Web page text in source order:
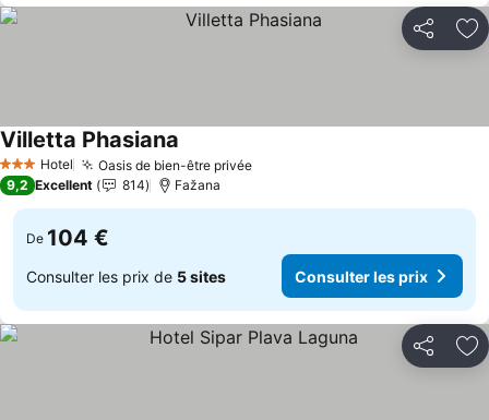
Partager
3 ÉtoilesHotel Oasis de bien-être privée
Villetta Phasiana
9,2 Excellent 814 Fažana
De 104 €
Consulter les prix de 5 sites Consulter les prix
Partager